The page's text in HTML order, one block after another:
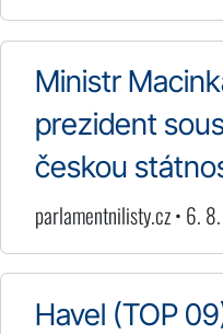
Ministr
prezident
českou
parlamentnilisty.cz • 6.
Havel (TOP